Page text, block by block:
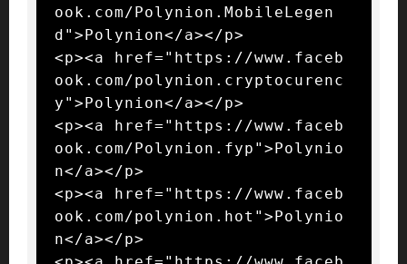
ook.com/Polynion.MobileLegen
d">Polynion</a></p>
<p><a href="https://www.faceb
ook.com/polynion.cryptocurenc
y">Polynion</a></p>
<p><a href="https://www.faceb
ook.com/Polynion.fyp">Polynio
n</a></p>
<p><a href="https://www.faceb
ook.com/polynion.hot">Polynio
n</a></p>